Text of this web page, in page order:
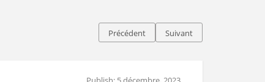
Précédent Suivant